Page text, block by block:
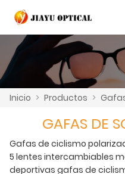
Inicio > Productos >
GAFAS DE
Gafas de ciclismo
5 lentes intercambiables
deportivas gafas de